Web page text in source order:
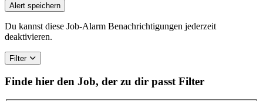
Alert speichern
Du kannst diese Job-Alarm Benachrichtigungen jederzeit
deaktivieren.
Filter
Finde hier den Job, der zu dir passt Filter